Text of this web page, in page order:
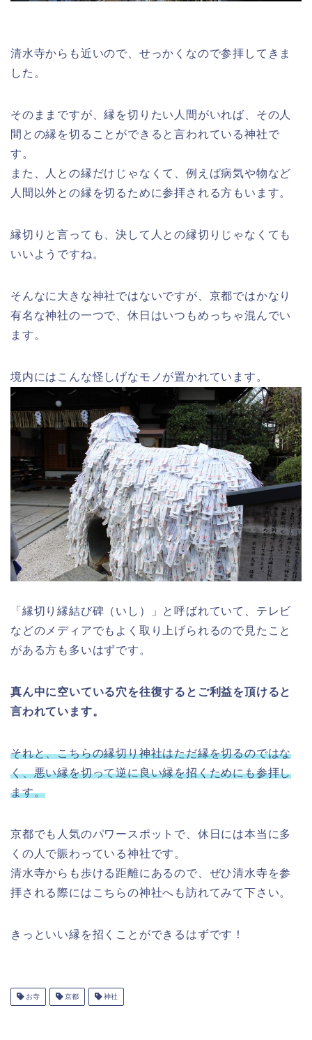
清水寺からも近いので、せっかくなので参拝してきま
した。
そのままですが、縁を切りたい人間がいれば、その人
間との縁を切ることができると言われている神社で
す。
また、人との縁だけじゃなくて、例えば病気や物など
人間以外との縁を切るために参拝される方もいます。
縁切りと言っても、決して人との縁切りじゃなくても
いいようですね。
そんなに大きな神社ではないですが、京都ではかなり
有名な神社の一つで、休日はいつもめっちゃ混んでい
ます。
境内にはこんな怪しげなモノが置かれています。
「縁切り縁結び碑（いし）」と呼ばれていて、テレビ
などのメディアでもよく取り上げられるので見たこと
がある方も多いはずです。
真ん中に空いている穴を往復するとご利益を頂けると
言われています。
それと、こちらの縁切り神社はただ縁を切るのではな
く、悪い縁を切って逆に良い縁を招くためにも参拝し
ます。
京都でも人気のパワースポットで、休日には本当に多
くの人で賑わっている神社です。
清水寺からも歩ける距離にあるので、ぜひ清水寺を参
拝される際にはこちらの神社へも訪れてみて下さい。
きっといい縁を招くことができるはずです！
お寺 京都 神社